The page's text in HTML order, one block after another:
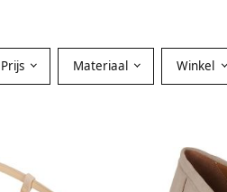
Prijs Materiaal Winkel